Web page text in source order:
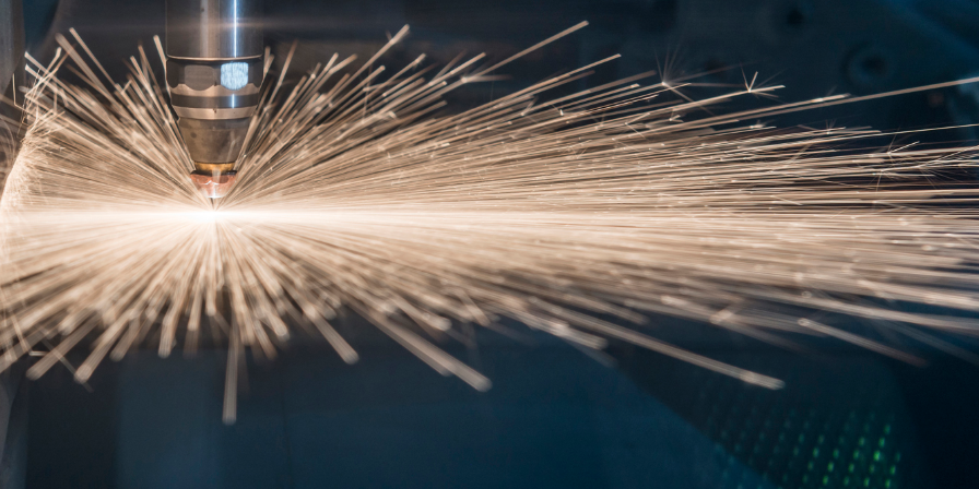
2400060 laser@vetasa.gr